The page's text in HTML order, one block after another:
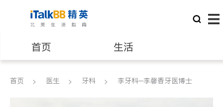
首页 生活
医生 律师
首页 医生 牙科 李牙科─李馨香牙医博士